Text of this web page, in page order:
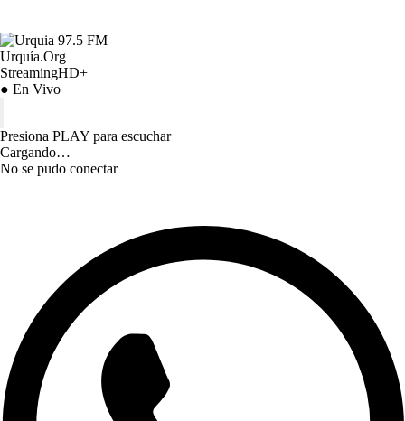
Urquía.Org
StreamingHD+
● En Vivo
Presiona PLAY para escuchar
Cargando…
No se pudo conectar